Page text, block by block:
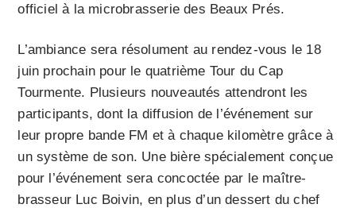
officiel à la microbrasserie des Beaux Prés.
L’ambiance sera résolument au rendez-vous le 18
juin prochain pour le quatrième Tour du Cap
Tourmente. Plusieurs nouveautés attendront les
participants, dont la diffusion de l’événement sur
leur propre bande FM et à chaque kilomètre grâce à
un système de son. Une bière spécialement conçue
pour l’événement sera concoctée par le maître-
brasseur Luc Boivin, en plus d’un dessert du chef